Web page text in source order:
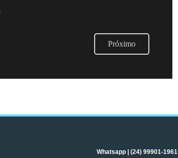
Próximo
Whatsapp | (24) 99901-1961